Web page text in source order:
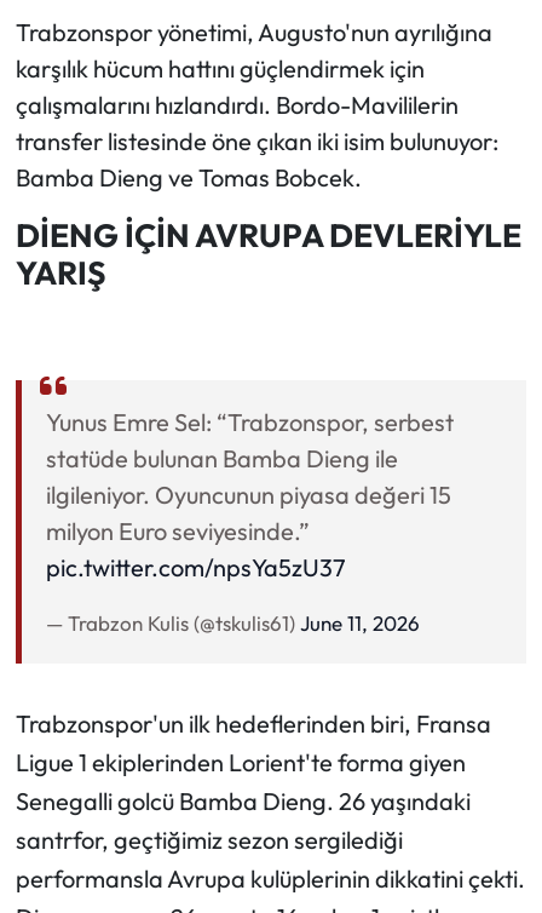
Trabzonspor yönetimi, Augusto'nun ayrılığına
karşılık hücum hattını güçlendirmek için
çalışmalarını hızlandırdı. Bordo-Mavililerin
transfer listesinde öne çıkan iki isim bulunuyor:
Bamba Dieng ve Tomas Bobcek.
DİENG İÇİN AVRUPA DEVLERİYLE
YARIŞ
Yunus Emre Sel: “Trabzonspor, serbest
statüde bulunan Bamba Dieng ile
ilgileniyor. Oyuncunun piyasa değeri 15
milyon Euro seviyesinde.”
pic.twitter.com/npsYa5zU37
— Trabzon Kulis (@tskulis61)June 11, 2026
Trabzonspor'un ilk hedeflerinden biri, Fransa
Ligue 1 ekiplerinden Lorient'te forma giyen
Senegalli golcü Bamba Dieng. 26 yaşındaki
santrfor, geçtiğimiz sezon sergilediği
performansla Avrupa kulüplerinin dikkatini çekti.